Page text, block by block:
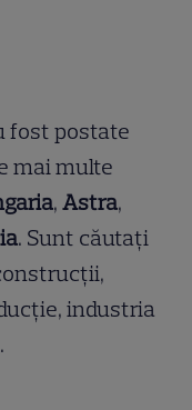
fost postate
mai multe
,Astra,
. Sunt căutați
industria